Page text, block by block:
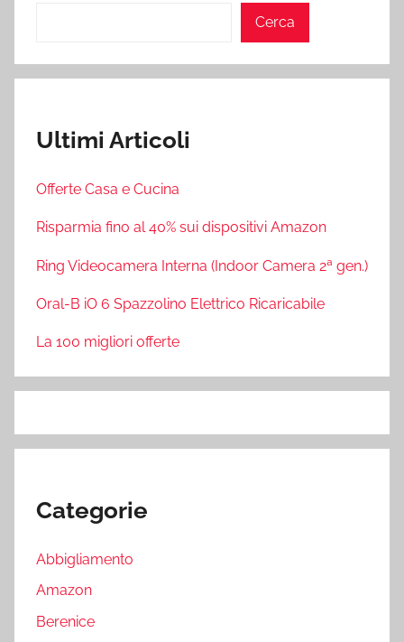
Cerca
Ultimi Articoli
Offerte Casa e Cucina
Risparmia fino al 40% sui dispositivi Amazon
Ring Videocamera Interna (Indoor Camera 2ª gen.)
Oral-B iO 6 Spazzolino Elettrico Ricaricabile
La 100 migliori offerte
Categorie
Abbigliamento
Amazon
Berenice